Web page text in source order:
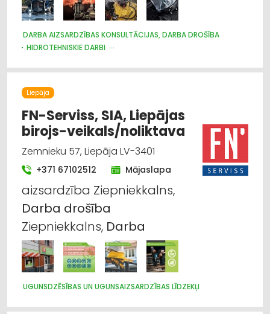
DARBA AIZSARDZĪBAS KONSULTĀCIJAS, DARBA DROŠĪBA
HIDROTEHNISKIE DARBI
VAIRUMTIRDZNIECĪBA
UN APAVI; TIRDZNIECĪBA
GUMIJAS IZSTRĀDĀJUMI
INSTRUMENTU UN DARBARĪKU TIRDZNIECĪBA
INSTRUMENTU UN DARBARĪKU VAIRUMTIRDZNIECĪBA
MEDICĪNAS TEHNIKA, INSTRUMENTI, PRECES UN PIEDERUMI
SPORTA UN TŪRISMA PREČU VAIRUMTIRDZNIECĪBA
UGUNSDZĒSĪBAS UN UGUNSAIZSARDZĪBAS LĪDZEKĻI
VALSTS AIZSARDZĪBA, ARMIJA
Liepāja
FN-Serviss, SIA, Liepājas
birojs-veikals/noliktava
Zemnieku 57, Liepāja LV-3401
+371 67102512 Mājaslapa
aizsardzība Ziepniekkalns,
Darba drošība
Ziepniekkalns, Darba
UGUNSDZĒSĪBAS UN UGUNSAIZSARDZĪBAS LĪDZEKĻI